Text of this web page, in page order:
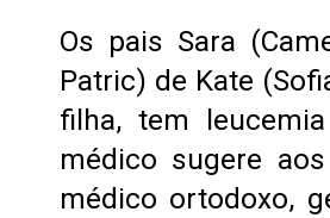
Os pais Sara
Patric) de Kate
filha, tem
médico sugere
médico ortodoxo,